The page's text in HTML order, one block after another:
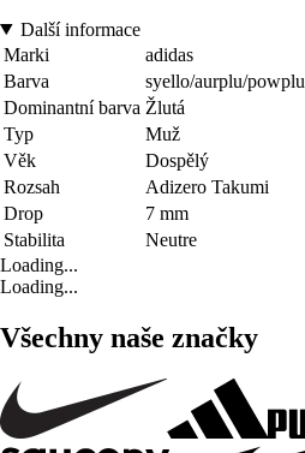
Další informace
Marki
adidas
Barva
syello/aurplu/powplu
Dominantní barva Žlutá
Typ
Muž
Věk
Dospělý
Rozsah
Adizero Takumi
Drop
7 mm
Stabilita
Neutre
Loading...
Loading...
Všechny naše značky